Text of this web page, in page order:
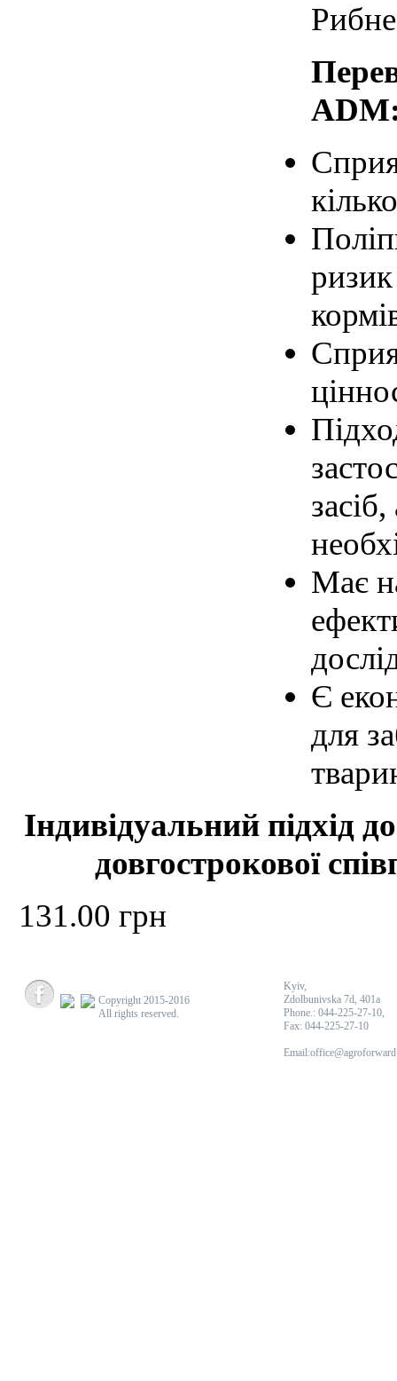
Має
Є
для
Індивідуальний підхід
довгострокової
131.00 грн
Copyright 2015-2016
All rights reserved.
Kyiv,
Zdolbunivska 7d, 401a
Phone.: 044-225-27-10,
Fax: 044-225-27-10